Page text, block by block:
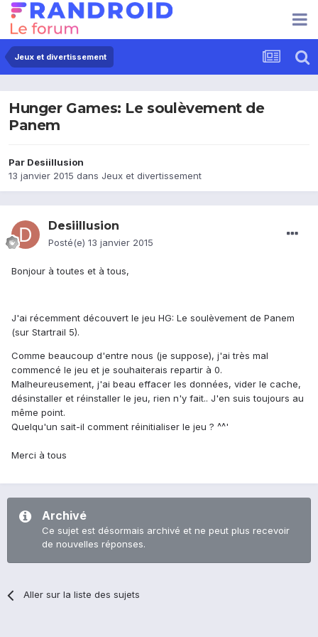
Jeux et divertissement
Hunger Games: Le soulèvement de
Panem
Par Desiillusion
13 janvier 2015 dans Jeux et divertissement
Desiillusion
Posté(e) 13 janvier 2015
Bonjour à toutes et à tous,
J'ai récemment découvert le jeu HG: Le soulèvement de Panem
(sur Startrail 5).
Comme beaucoup d'entre nous (je suppose), j'ai très mal
commencé le jeu et je souhaiterais repartir à 0.
Malheureusement, j'ai beau effacer les données, vider le cache,
désinstaller et réinstaller le jeu, rien n'y fait.. J'en suis toujours au
même point.
Quelqu'un sait-il comment réinitialiser le jeu ? ^^'
Merci à tous
Archivé
Ce sujet est désormais archivé et ne peut plus recevoir
de nouvelles réponses.
Aller sur la liste des sujets